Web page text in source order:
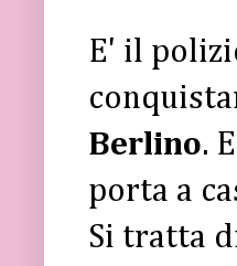
E' il
Berlino.
porta a
Si tratta